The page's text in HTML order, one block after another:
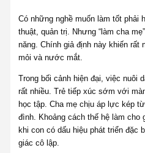
Có những nghề muốn làm tốt phải
thuật, quản trị. Nhưng “làm cha
năng. Chính giả định này khiến rất
mỏi và nước mắt.
Trong bối cảnh hiện đại, việc nuôi
rất nhiều. Trẻ tiếp xúc sớm với
học tập. Cha mẹ chịu áp lực kép
đình. Khoảng cách thế hệ làm cho
khi con có dấu hiệu phát triển đặc
giác cô lập.